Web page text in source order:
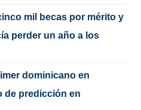
mil becas por mérito y
perder un año a los
dominicano en
de predicción en